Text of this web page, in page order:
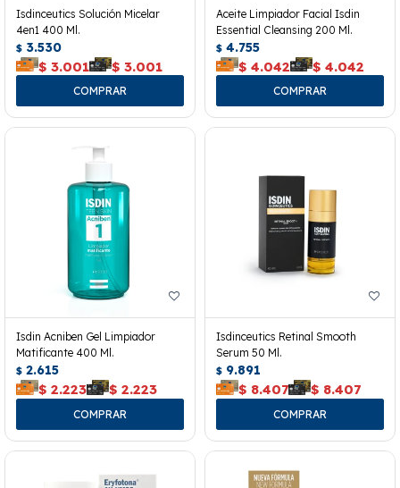
Isdinceutics Solución Micelar
4en1 400 Ml.
$ 3.530
$ 3.001 $ 3.001
Aceite Limpiador Facial Isdin
Essential Cleansing 200 Ml.
$ 4.755
$ 4.042 $ 4.042
Isdin Acniben Gel Limpiador
Matificante 400 Ml.
$ 2.615
$ 2.223 $ 2.223
Isdinceutics Retinal Smooth
Serum 50 Ml.
$ 9.891
$ 8.407 $ 8.407